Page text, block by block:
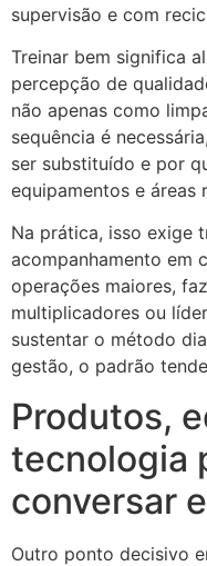
supervisão e com
Treinar bem significa
percepção de
não apenas como
sequência é
ser substituído e por
equipamentos e áreas
Na prática, isso exige
acompanhamento em
operações maiores,
multiplicadores ou
sustentar o método
gestão, o padrão
Produtos,
tecnologia
conversar
Outro ponto decisivo